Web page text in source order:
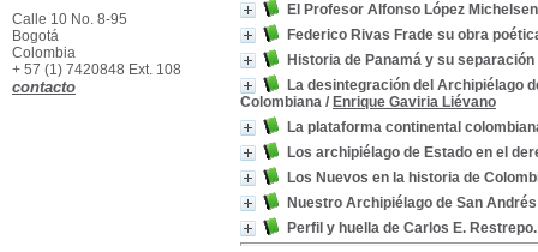
El Profesor Alfonso López
Federico Rivas Frade su obra
Historia de Panamá y su
La desintegración del Archipiélago
Colombiana / Enrique Gaviria Liévano
La plataforma continental
Los archipiélago de Estado en el
Los Nuevos en la historia de
Nuestro Archipiélago de San
Perfil y huella de Carlos E. Restrepo.
Público [2]
Derecho Marítimo -Colombia
Derecho Marítimo -
Colombia
Partidos políticos-historia-Colombia
Partidos políticos-historia-
Colombia
Aguas Jurisdiccionales - Colombia
Aguas jurisdiccionales--Aspectos jurídicos--Nicaragua
Calle 10 No. 8-95
Bogotá
Colombia
+ 57 (1) 7420848 Ext. 108
contacto